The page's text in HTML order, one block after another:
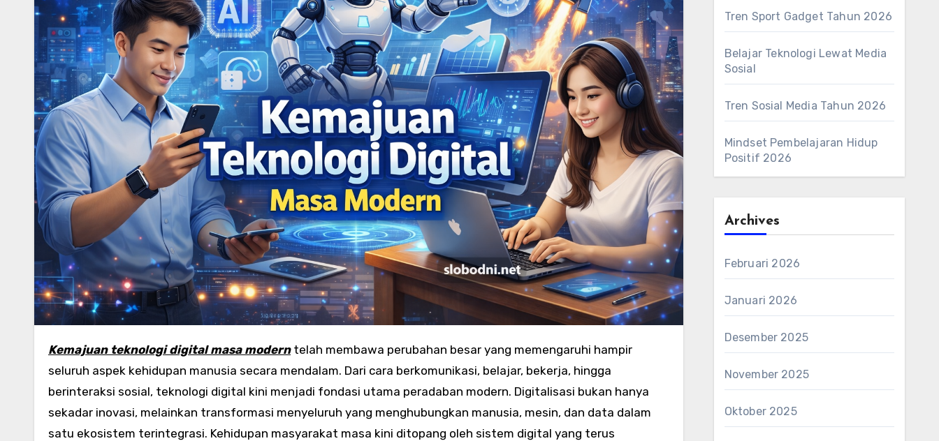
Kemajuan teknologi digital masa moderntelah membawa perubahan besar yang memengaruhi hampir
seluruh aspek kehidupan manusia secara mendalam. Dari cara berkomunikasi, belajar, bekerja, hingga
berinteraksi sosial, teknologi digital kini menjadi fondasi utama peradaban modern. Digitalisasi bukan hanya
sekadar inovasi, melainkan transformasi menyeluruh yang menghubungkan manusia, mesin, dan data dalam
satu ekosistem terintegrasi. Kehidupan masyarakat masa kini ditopang oleh sistem digital yang terus
Tren Sport Gadget Tahun 2026
Belajar Teknologi Lewat Media
Sosial
Tren Sosial Media Tahun 2026
Mindset Pembelajaran Hidup
Positif 2026
Archives
Februari 2026
Januari 2026
Desember 2025
November 2025
Oktober 2025